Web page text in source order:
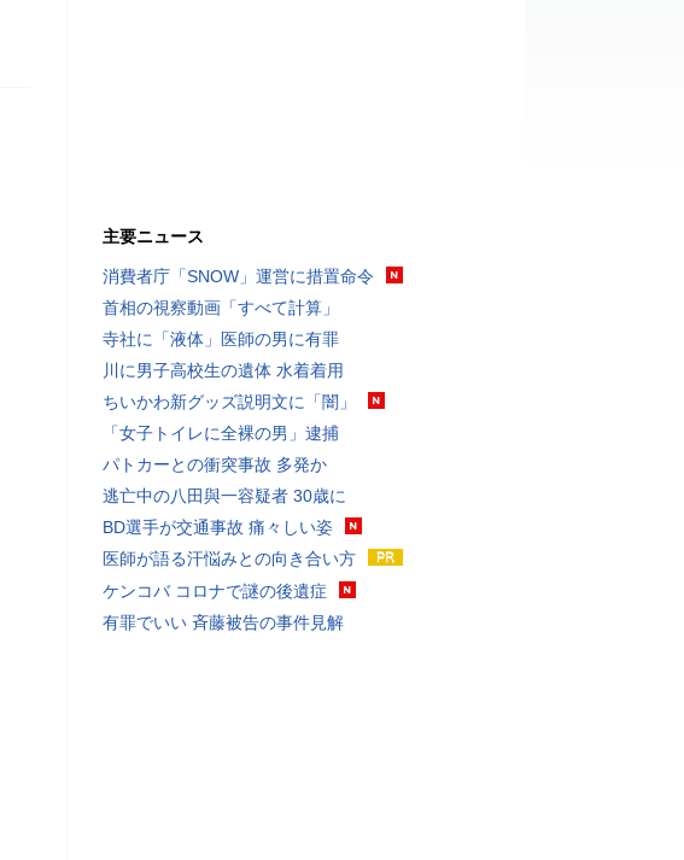
主要ニュース
消費者庁「SNOW」運営に措置命令
首相の視察動画「すべて計算」
寺社に「液体」医師の男に有罪
川に男子高校生の遺体 水着着用
ちいかわ新グッズ説明文に「闇」
「女子トイレに全裸の男」逮捕
パトカーとの衝突事故 多発か
逃亡中の八田與一容疑者 30歳に
BD選手が交通事故 痛々しい姿
医師が語る汗悩みとの向き合い方
ケンコバ コロナで謎の後遺症
有罪でいい 斉藤被告の事件見解